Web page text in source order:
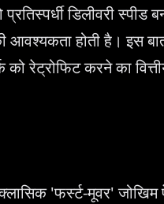
डिलीवरी स्पीड
आवश्यकता होती है। इस
रेट्रोफिट करने का
'फर्स्ट-मूवर'